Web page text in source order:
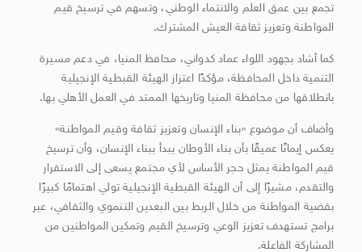
تجمع بين عمق العلم والانتماء الوطني، وتسهم في ترسيخ قيم
المواطنة وتعزيز ثقافة العيش المشترك.
كما أشاد بجهود اللواء عماد كدواني، محافظ المنيا، في دعم مسيرة
التنمية داخل المحافظة، مؤكدًا اعتزاز الهيئة القبطية الإنجيلية
بانطلاقها من محافظة المنيا وتاريخها الممتد في العمل الأهلي بها.
وأضاف أن موضوع «بناء الإنسان وتعزيز ثقافة وقيم المواطنة»
يعكس إيمانًا عميقًا بأن بناء الأوطان يبدأ ببناء الإنسان، وأن ترسيخ
قيم المواطنة يمثل حجر الأساس لأي مجتمع يسعى إلى الاستقرار
والتقدم، مشيرًا إلى أن الهيئة القبطية الإنجيلية تولي اهتمامًا كبيرًا
بقضية المواطنة من خلال الربط بين البعدين التنموي والثقافي، عبر
برامج تستهدف تعزيز الوعي وترسيخ القيم وتمكين المواطنين من
المشاركة الفاعلة.